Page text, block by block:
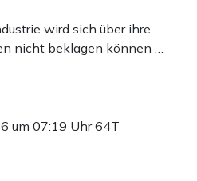
wird sich über ihre
nicht beklagen können …
um 07:19 Uhr64T